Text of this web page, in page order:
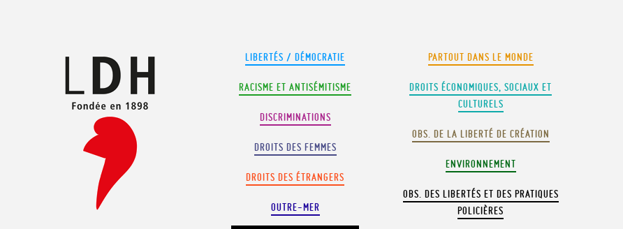
LIBERTÉS / DÉMOCRATIE
RACISME ET ANTISÉMITISME
DISCRIMINATIONS
DROITS DES FEMMES
DROITS DES ÉTRANGERS
OUTRE-MER
PARTOUT DANS LE MONDE
DROITS ÉCONOMIQUES, SOCIAUX ET
CULTURELS
OBS. DE LA LIBERTÉ DE CRÉATION
ENVIRONNEMENT
OBS. DES LIBERTÉS ET DES PRATIQUES
POLICIÈRES